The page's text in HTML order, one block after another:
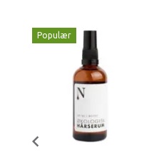
Populær